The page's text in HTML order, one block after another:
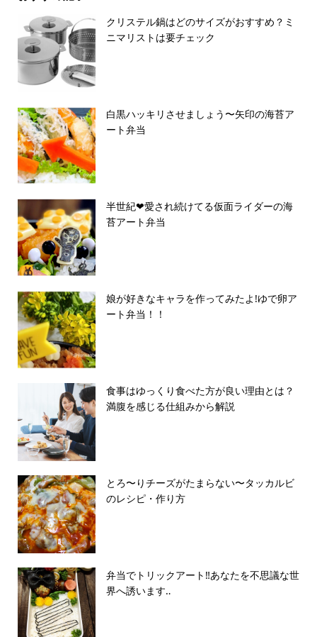
クリステル鍋はどのサイズがおすすめ？ミ
ニマリストは要チェック
白黒ハッキリさせましょう〜矢印の海苔ア
ート弁当
半世紀❤︎愛され続けてる仮面ライダーの海
苔アート弁当
娘が好きなキャラを作ってみたよ!ゆで卵ア
ート弁当！！
食事はゆっくり食べた方が良い理由とは？
満腹を感じる仕組みから解説
とろ〜りチーズがたまらない〜タッカルビ
のレシピ・作り方
弁当でトリックアート‼️あなたを不思議な世
界へ誘います‥